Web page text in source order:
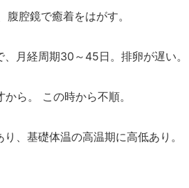
腹腔鏡で癒着をはがす。
、月経周期30～45日。排卵が遅い。
から。 この時から不順。
、基礎体温の高温期に高低あり。